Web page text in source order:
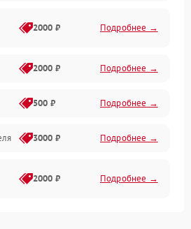
2000 ₽ Подробнее →
2000 ₽ Подробнее →
500 ₽ Подробнее →
3000 ₽ Подробнее →
2000 ₽ Подробнее →